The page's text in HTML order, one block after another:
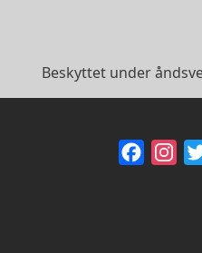
Beskyttet under